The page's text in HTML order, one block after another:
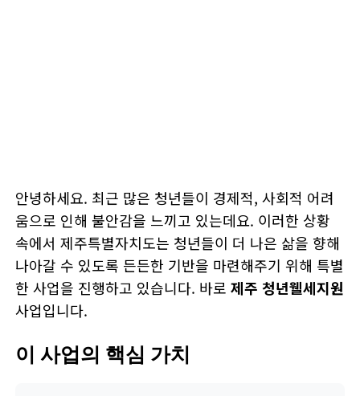
안녕하세요. 최근 많은 청년들이 경제적, 사회적 어려
움으로 인해 불안감을 느끼고 있는데요. 이러한 상황
속에서 제주특별자치도는 청년들이 더 나은 삶을 향해
나아갈 수 있도록 든든한 기반을 마련해주기 위해 특별
한 사업을 진행하고 있습니다. 바로 제주 청년웰세지원
사업입니다.
이 사업의 핵심 가치